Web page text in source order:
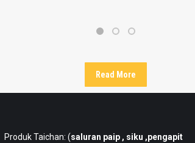
Read More
Produk Taichan: (saluran paip, siku ,pengapit